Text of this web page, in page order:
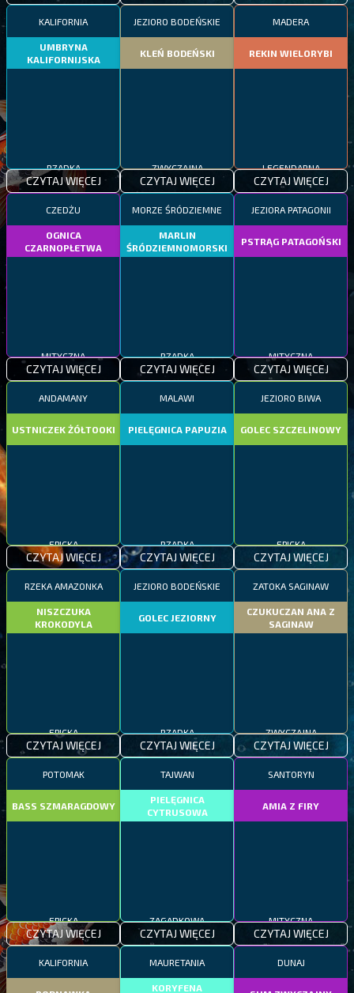
KALIFORNIA
UMBRYNA
KALIFORNIJSKA
RZADKA
CZYTAJ WIĘCEJ
JEZIORO BODEŃSKIE
KLEŃ BODEŃSKI
ZWYCZAJNA
CZYTAJ WIĘCEJ
MADERA
REKIN WIELORYBI
LEGENDARNA
CZYTAJ WIĘCEJ
CZEDŻU
OGNICA
CZARNOPŁETWA
MITYCZNA
CZYTAJ WIĘCEJ
MORZE ŚRÓDZIEMNE
MARLIN
ŚRÓDZIEMNOMORSKI
RZADKA
CZYTAJ WIĘCEJ
JEZIORA PATAGONII
PSTRĄG PATAGOŃSKI
MITYCZNA
CZYTAJ WIĘCEJ
ANDAMANY
USTNICZEK ŻÓŁTOOKI
EPICKA
CZYTAJ WIĘCEJ
MALAWI
PIELĘGNICA PAPUZIA
RZADKA
CZYTAJ WIĘCEJ
JEZIORO BIWA
GOLEC SZCZELINOWY
EPICKA
CZYTAJ WIĘCEJ
RZEKA AMAZONKA
NISZCZUKA
KROKODYLA
EPICKA
CZYTAJ WIĘCEJ
JEZIORO BODEŃSKIE
GOLEC JEZIORNY
RZADKA
CZYTAJ WIĘCEJ
ZATOKA SAGINAW
CZUKUCZAN ANA Z
SAGINAW
ZWYCZAJNA
CZYTAJ WIĘCEJ
POTOMAK
BASS SZMARAGDOWY
EPICKA
CZYTAJ WIĘCEJ
TAJWAN
PIELĘGNICA
CYTRUSOWA
ZAGADKOWA
CZYTAJ WIĘCEJ
SANTORYN
AMIA Z FIRY
MITYCZNA
CZYTAJ WIĘCEJ
KALIFORNIA MAURETANIA
KORYFENA
DUNAJ